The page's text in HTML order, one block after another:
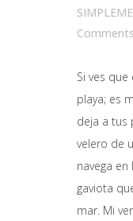
Comments
Si ves
playa; es
deja a tus
velero de
navega
gaviota
mar. Mi